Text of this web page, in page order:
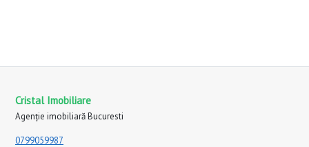
Cristal Imobiliare
Agenție imobiliară Bucuresti
0799059987